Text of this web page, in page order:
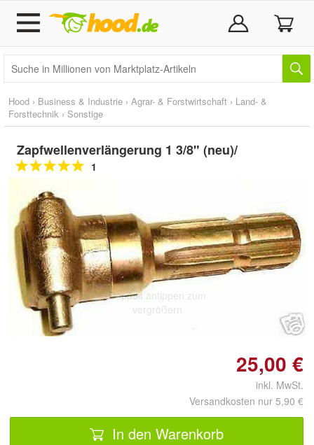
Hood › Business & Industrie › Agrar- & Forstwirtschaft › Land- &
Forsttechnik › Sonstige
Zapfwellenverlängerung 1 3/8" (neu)/
1
Doppelt antippen zum
vergrößern
25,00 €
inkl. MwSt.
Versandkosten nur 5,90 €
In den Warenkorb